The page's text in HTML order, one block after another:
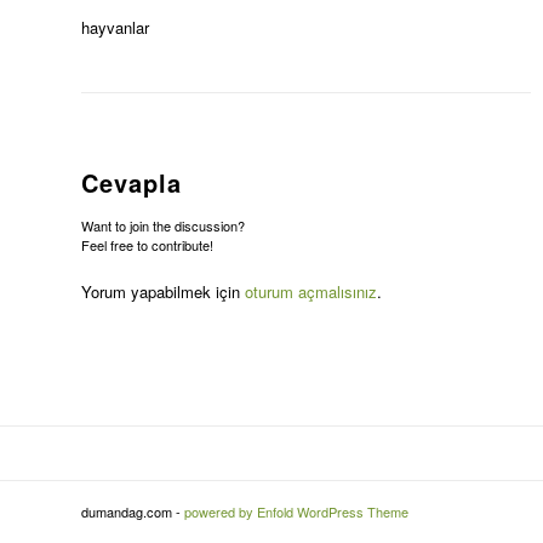
hayvanlar
Cevapla
Want to join the discussion?
Feel free to contribute!
Yorum yapabilmek için oturum açmalısınız.
dumandag.com - powered by Enfold WordPress Theme